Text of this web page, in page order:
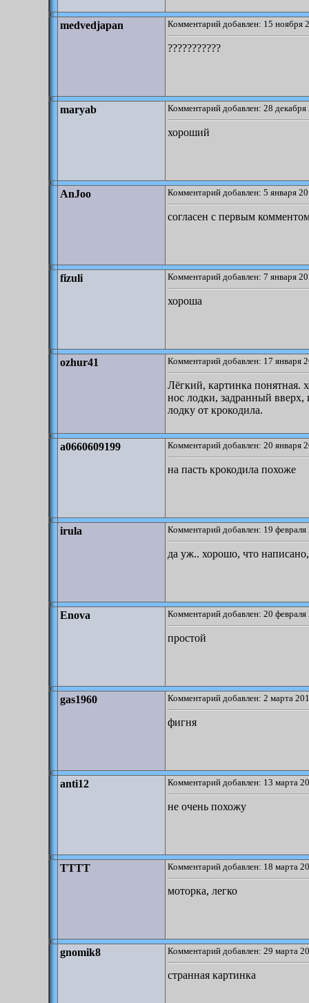
medvedjapan Комментарий добавлен: 15 ноября
???????????
maryab Комментарий добавлен: 28
хороший
AnJoo Комментарий добавлен: 5 января
согласен с первым
fizuli Комментарий добавлен: 7 января
хороша
ozhur41 Комментарий добавлен: 17 января
Лёгкий, картинка понятная.
нос лодки, задранный вверх,
лодку от крокодила.
a0660609199 Комментарий добавлен: 20 января
на пасть крокодила похоже
irula Комментарий добавлен: 19
да уж.. хорошо, что
Enova Комментарий добавлен: 20
простой
gas1960 Комментарий добавлен: 2 марта
фигня
anti12 Комментарий добавлен: 13 марта
не очень похожу
TTTT Комментарий добавлен: 18 марта
моторка, легко
gnomik8 Комментарий добавлен: 29 марта
странная картинка